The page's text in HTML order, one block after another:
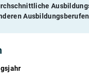
Ausbildungsberufen